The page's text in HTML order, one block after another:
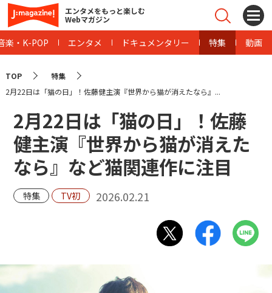
エンタメをもっと楽しむ
Webマガジン
楽・K-POP エンタメ ドキュメンタリー 特集 動画
TOP
特集
2月22日は「猫の日」！佐藤健主演『世界から猫が消えたなら』...
2月22日は「猫の日」！佐藤
健主演『世界から猫が消えた
なら』など猫関連作に注目
特集 TV初 2026.02.21